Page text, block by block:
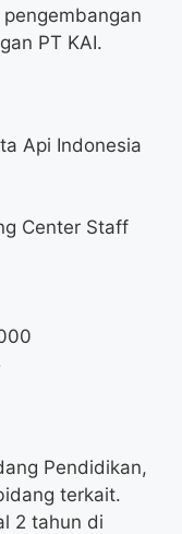
PT KAI.
Api Indonesia
Center Staff
Pendidikan,
terkait.
2 tahun di